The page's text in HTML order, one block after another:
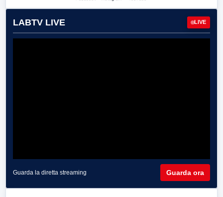
LABTV LIVE LIVE
Guarda la diretta streaming Guarda ora